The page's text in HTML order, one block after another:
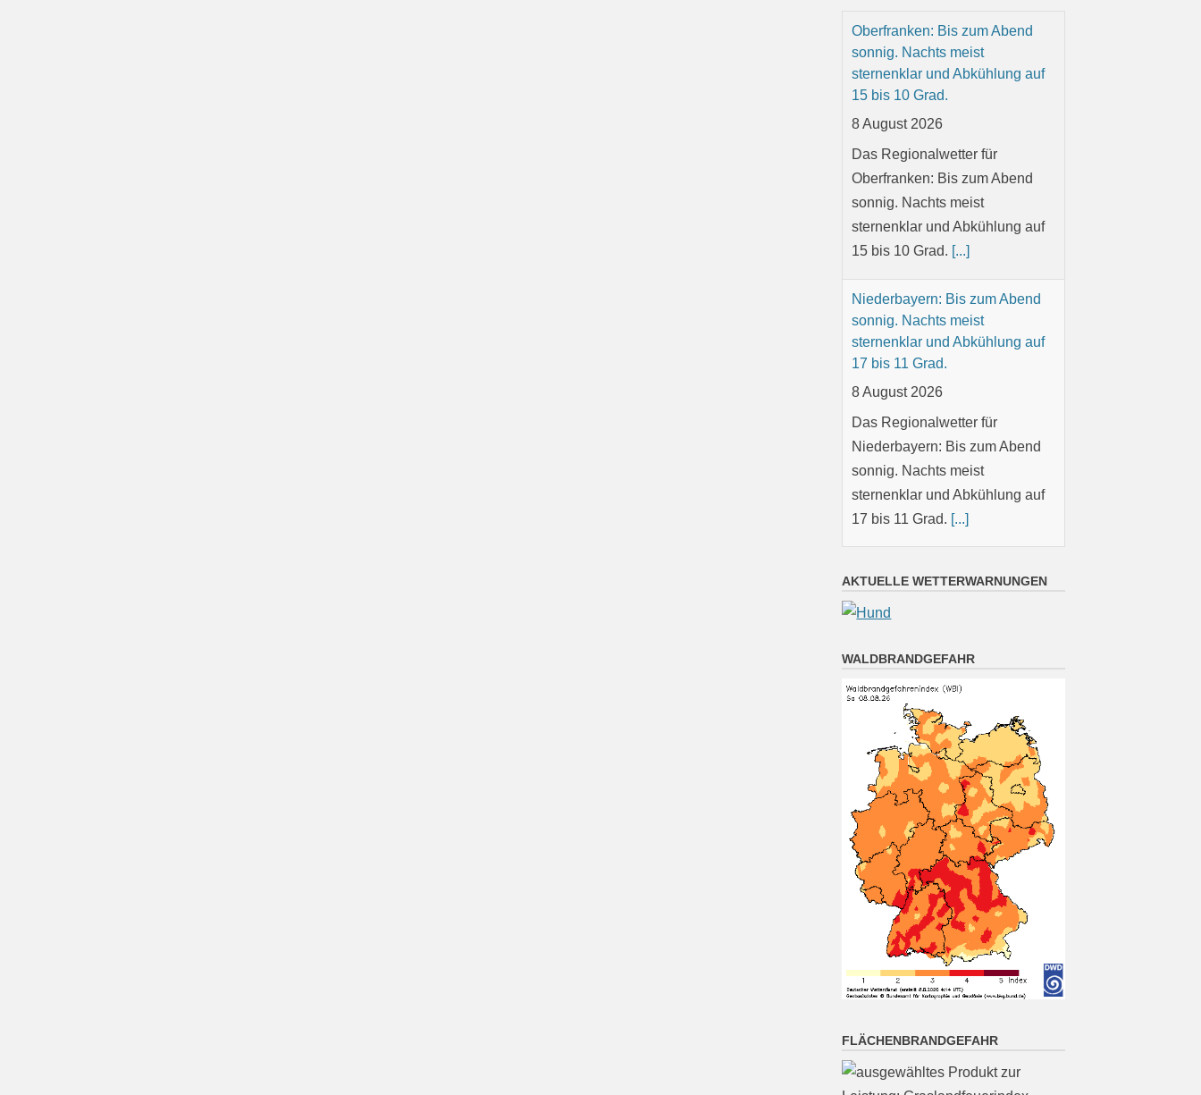
Oberfranken: Bis zum Abend
sonnig. Nachts meist
sternenklar und Abkühlung auf
15 bis 10 Grad.
8 August 2026
Das Regionalwetter für
Oberfranken: Bis zum Abend
sonnig. Nachts meist
sternenklar und Abkühlung auf
15 bis 10 Grad. [...]
Niederbayern: Bis zum Abend
sonnig. Nachts meist
sternenklar und Abkühlung auf
17 bis 11 Grad.
8 August 2026
Das Regionalwetter für
Niederbayern: Bis zum Abend
sonnig. Nachts meist
sternenklar und Abkühlung auf
17 bis 11 Grad. [...]
sonnig. Nachts meist klar und
Abkühlung auf 15 bis 10 Grad.
Oberpfalz: Bis zum Abend
sonnig. Nachts meist klar und
Abkühlung auf 15 bis 10 Grad.
München (8.8. 16:00):
wolkenlos 29°
8 August 2026
Wetterwerte von Samstag
08.08.2026 16:00:
Wetterzustand: wolkenlos
Lufttemperatur in 2 Metern
Höhe: 29° mittlere
Nürnberg (8.8. 16:00):
wolkenlos 28°
AKTUELLE WETTERWARNUNGEN
WALDBRANDGEFAHR
FLÄCHENBRANDGEFAHR